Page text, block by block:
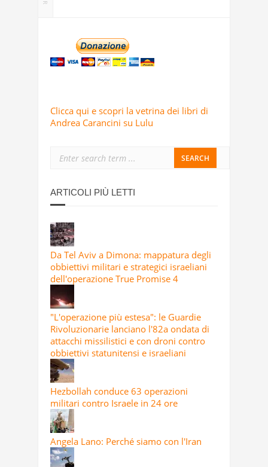
Clicca qui e scopri la vetrina dei libri di
Andrea Carancini su Lulu
ARTICOLI PIÙ LETTI
Da Tel Aviv a Dimona: mappatura degli
obbiettivi militari e strategici israeliani
dell'operazione True Promise 4
"L'operazione più estesa": le Guardie
Rivoluzionarie lanciano l'82a ondata di
attacchi missilistici e con droni contro
obbiettivi statunitensi e israeliani
Hezbollah conduce 63 operazioni
militari contro Israele in 24 ore
Angela Lano: Perché siamo con l'Iran